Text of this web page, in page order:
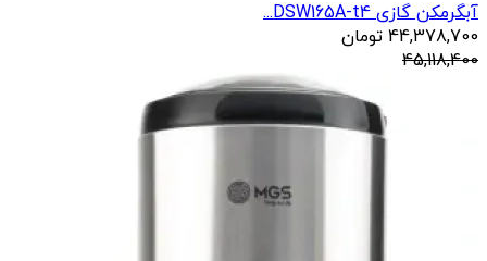
آبگرمکن گازی DSW165A-t4...
44,378,700 تومان
45,118,400